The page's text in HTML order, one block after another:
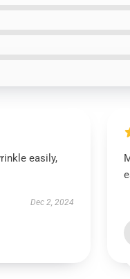
easily,
Dec 2, 2024